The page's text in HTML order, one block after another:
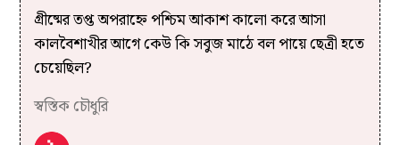
গ্রীষ্মের তপ্ত অপরাহ্নে পশ্চিম আকাশ কালো করে আসা
কালবৈশাখীর আগে কেউ কি সবুজ মাঠে বল পায়ে ছেত্রী হতে
চেয়েছিল?
স্বস্তিক চৌধুরি